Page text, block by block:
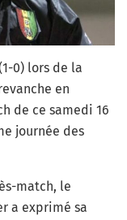
0) lors de la
en
de ce samedi 16
journée des
match, le
a exprimé sa